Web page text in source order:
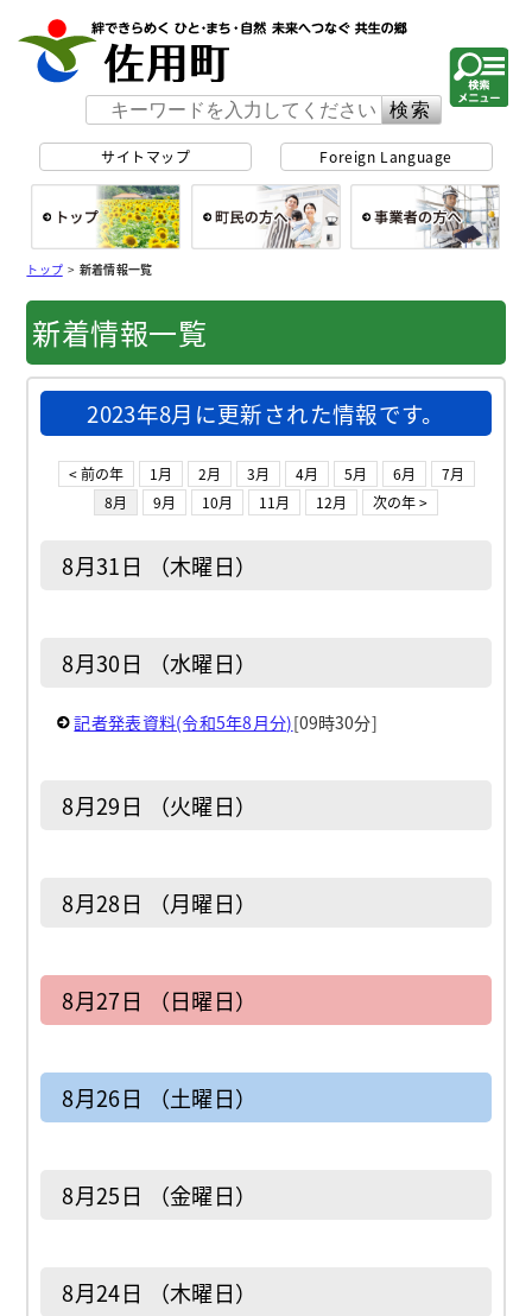
サイトマップ Foreign Language
トップ>新着情報一覧
新着情報一覧
2023年8月に更新された情報です。
< 前の年 1月 2月 3月 4月 5月 6月
7月
8月
9月 10月 11月 12月 次の年 >
8月31日 （木曜日）
8月30日 （水曜日）
記者発表資料(令和5年8月分)[09時30分]
8月29日 （火曜日）
8月28日 （月曜日）
8月27日 （日曜日）
8月26日 （土曜日）
8月25日 （金曜日）
8月24日 （木曜日）